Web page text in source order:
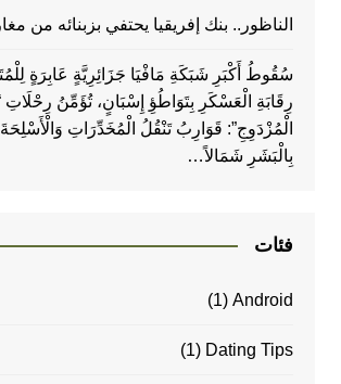
الناظور.. بنك إفريقيا يحتفي بزبنائه من
سُقُوطُ أَكْبَرِ شَبَكَةِ مَافْيَا جَزَائِرِيَّةٍ عَابِرَةٍ
رِقَابَةِ الْعَسْكَرِ بِتَوَاطُؤِ إِسْبَانٍ، تُؤَمِّنُ رِحْلَاتِ
الْمُزْدَوِجِ”: قَوَارِبُ تَنْقُلُ الْمُخَدِّرَاتِ وَالْأَسْلِحَةَ
بِالْبَشَرِ شَمَالاً…
فئات
Android
(1)
Dating Tips
(1)